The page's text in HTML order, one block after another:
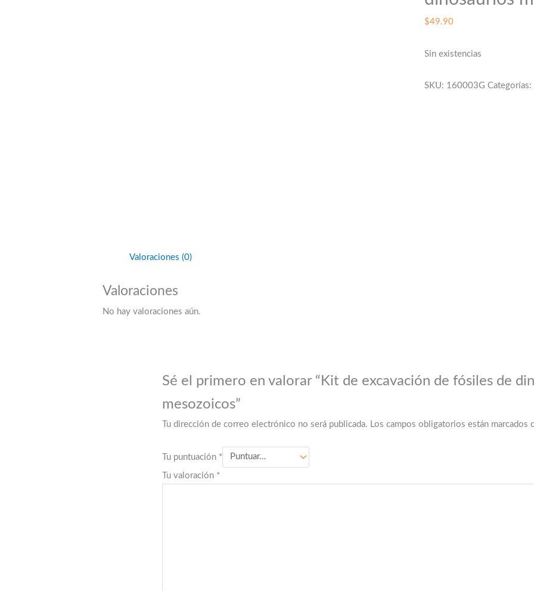
$49.90
Sin existencias
SKU: 160003G Categorías:
Valoraciones (0)
Valoraciones
No hay valoraciones aún.
Sé el primero en valorar “Kit de excavación de fósiles de
mesozoicos”
Tu dirección de correo electrónico no será publicada. Los campos obligatorios están marcados
Tu puntuación *
Tu valoración *